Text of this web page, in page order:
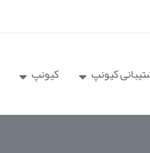
کیونپ کیونپ